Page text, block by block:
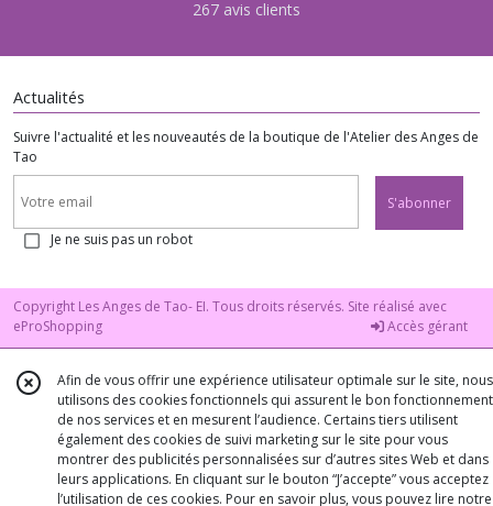
267 avis clients
Actualités
Suivre l'actualité et les nouveautés de la boutique de l'Atelier des Anges de
Tao
S'abonner
Je ne suis pas un robot
Copyright Les Anges de Tao- EI. Tous droits réservés. Site réalisé avec
eProShopping
Accès gérant
Afin de vous offrir une expérience utilisateur optimale sur le site, nous
utilisons des cookies fonctionnels qui assurent le bon fonctionnement
de nos services et en mesurent l’audience. Certains tiers utilisent
également des cookies de suivi marketing sur le site pour vous
montrer des publicités personnalisées sur d’autres sites Web et dans
leurs applications. En cliquant sur le bouton “J’accepte” vous acceptez
l’utilisation de ces cookies. Pour en savoir plus, vous pouvez lire notre